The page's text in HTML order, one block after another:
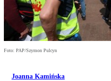
Foto: PAP/Szymon Pulcyn
Joanna Kamińska